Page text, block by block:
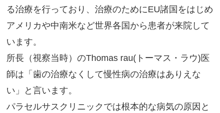
る治療を行っており、治療のためにEU諸国をはじめ
アメリカや中南米など世界各国から患者が来院して
います。
所長（視察当時）のThomas rau(トーマス・ラウ)医
師は「歯の治療なくして慢性病の治療はありえな
い」と言います。
パラセルサスクリニックでは根本的な病気の原因と